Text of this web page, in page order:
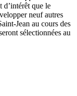
que le
neuf autres
Jean au cours des
sélectionnées au